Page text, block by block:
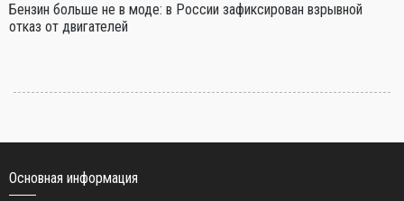
Бензин больше не в моде: в России зафиксирован взрывной
отказ от двигателей
Основная информация